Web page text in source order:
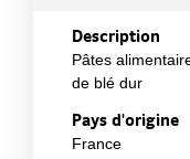
Description
Pâtes
de blé dur
Pays d'origine
France